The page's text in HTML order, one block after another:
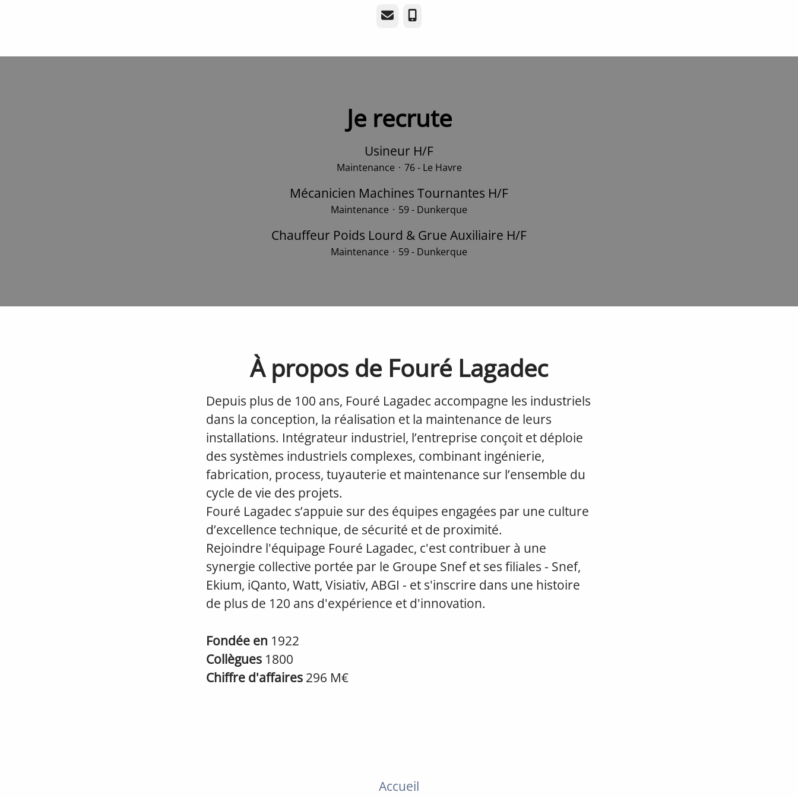
E-mail Téléphone
Je recrute
Usineur H/F
Maintenance · 76 - Le Havre
Mécanicien Machines Tournantes H/F
Maintenance · 59 - Dunkerque
Chauffeur Poids Lourd & Grue Auxiliaire H/F
Maintenance · 59 - Dunkerque
À propos de Fouré Lagadec
Depuis plus de 100 ans, Fouré Lagadec accompagne les industriels
dans la conception, la réalisation et la maintenance de leurs
installations. Intégrateur industriel, l’entreprise conçoit et déploie
des systèmes industriels complexes, combinant ingénierie,
fabrication, process, tuyauterie et maintenance sur l’ensemble du
cycle de vie des projets.
Fouré Lagadec s’appuie sur des équipes engagées par une culture
d’excellence technique, de sécurité et de proximité.
Rejoindre l'équipage Fouré Lagadec, c'est contribuer à une
synergie collective portée par le Groupe Snef et ses filiales - Snef,
Ekium, iQanto, Watt, Visiativ, ABGI - et s'inscrire dans une histoire
de plus de 120 ans d'expérience et d'innovation.
Fondée en 1922
Collègues 1800
Chiffre d'affaires 296 M€
Accueil